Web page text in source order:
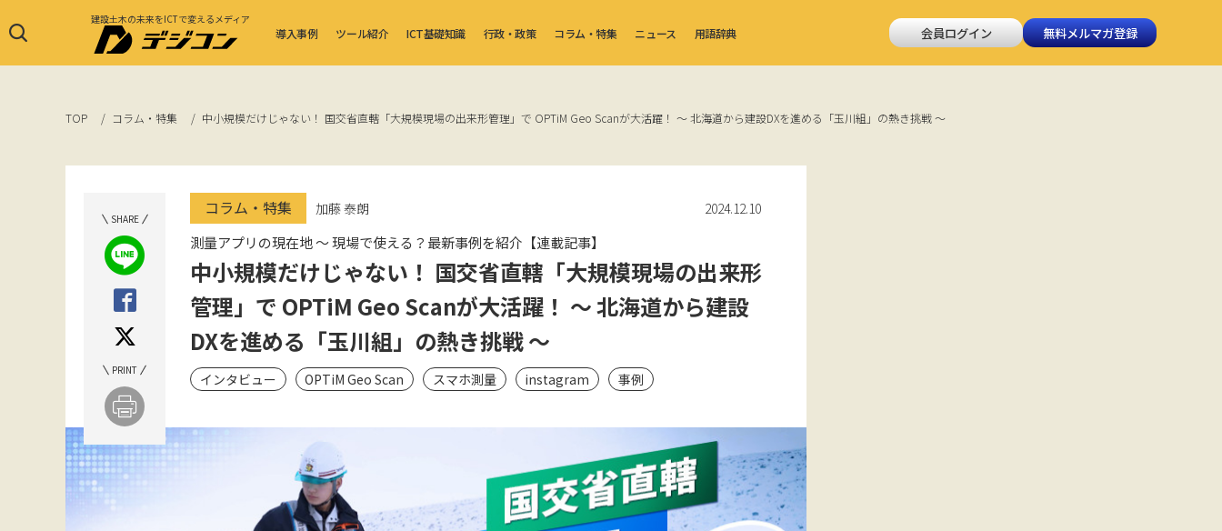
建設土木の未来をICTで変えるメディア
導入事例 ツール紹介 ICT基礎知識 行政・政策 コラム・特集 ニュース 用語辞典 会員ログイン 無料メルマガ登録
TOP コラム・特集 中小規模だけじゃない！ 国交省直轄「大規模現場の出来形管理」で OPTiM Geo Scanが大活躍！ ～ 北海道から建設DXを進める「玉川組」の熱き挑戦 ～
コラム・特集 加藤 泰朗 2024.12.10
測量アプリの現在地 〜 現場で使える？最新事例を紹介【連載記事】
中小規模だけじゃない！ 国交省直轄「大規模現場の出来形
管理」で OPTiM Geo Scanが大活躍！ ～ 北海道から建設
DXを進める「玉川組」の熱き挑戦 ～
インタビュー OPTiM Geo Scan スマホ測量 instagram 事例
SHARE
PRINT